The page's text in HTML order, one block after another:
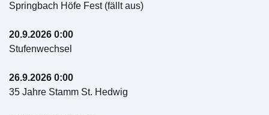
Springbach Höfe Fest (fällt aus)
20.9.2026 0:00
Stufenwechsel
26.9.2026 0:00
35 Jahre Stamm St. Hedwig